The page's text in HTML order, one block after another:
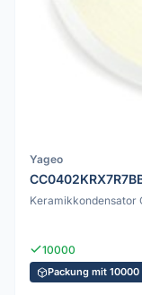
Yageo
Keramikkondensator
10000
Packung mit 10000